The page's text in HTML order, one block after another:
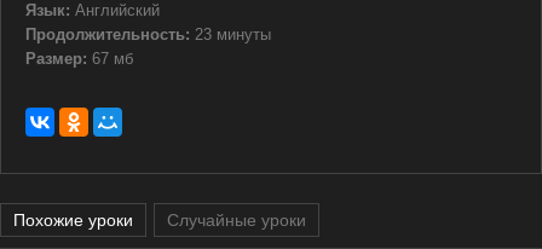
Язык: Английский
Продолжительность: 23 минуты
Размер: 67 мб
Похожие уроки Случайные уроки